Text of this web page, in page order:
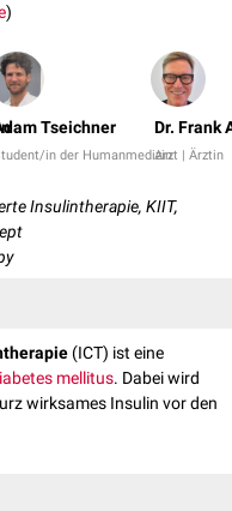
)
Tseichner
in der Humanmedizin
Dr. Frank
Arzt | Ärztin
Insulintherapie, KIIT,
(ICT) ist eine
mellitus. Dabei wird
wirksames Insulin vor den